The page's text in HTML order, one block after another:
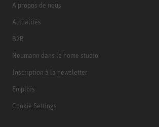
A propos de nous
Actualités
B2B
Neumann dans le home studio
Inscription à la newsletter
Emplois
Cookie Settings